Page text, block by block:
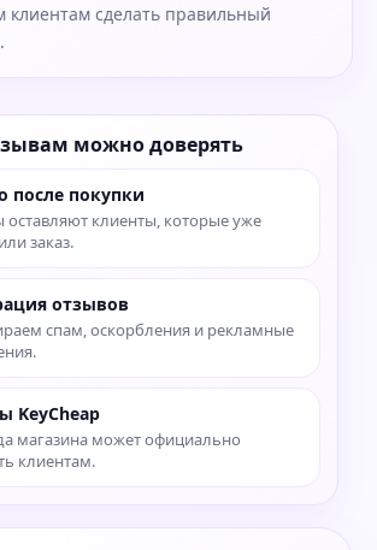
клиентам сделать правильный
можно доверять
после покупки
оставляют клиенты, которые уже
заказ.
отзывов
спам, оскорбления и рекламные
KeyCheap
магазина может официально
клиентам.